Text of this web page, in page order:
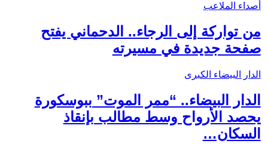
أصداء الملاعب
من تواركة إلى الرجاء.. الدحماني يفتح
صفحة جديدة في مسيرته
الدار البيضاء الكبرى
الدار البيضاء.. “ممر الموت” ببوسكورة
يحصد الأرواح وسط مطالب بإنقاذ
السكان…